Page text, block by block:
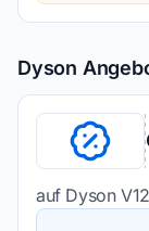
Dyson
auf Dyson